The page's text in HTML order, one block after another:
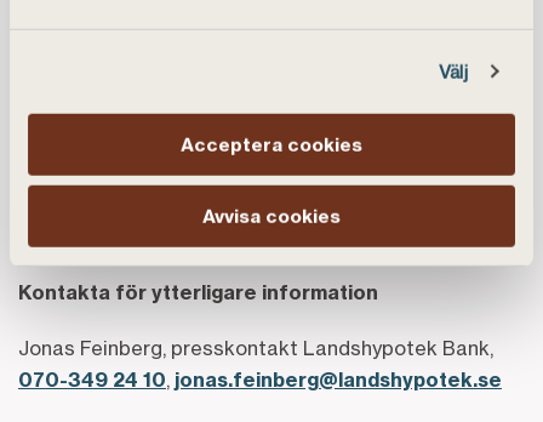
Välj
Acceptera cookies
Avvisa cookies
kunderna till jord och skog men banken växer också
snabbt på marknaden för bolån till hus samt
sparande. Landshypotek Bank ägs av dess cirka 35
500 jord- och skogsbrukskunder organiserade i en
ekonomisk förening, har drygt 230 medarbetare och
Kontakta för ytterligare information
Jonas Feinberg, presskontakt Landshypotek Bank,
070-349 24 10, jonas.feinberg@landshypotek.se